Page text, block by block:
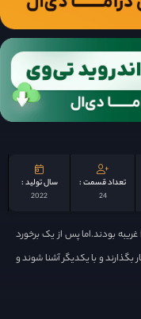
تعداد قسمت :
24
سال تولید :
2022
بودند.اما پس از یک برخورد
بگذارند و با یکدیگر آشنا شوند و